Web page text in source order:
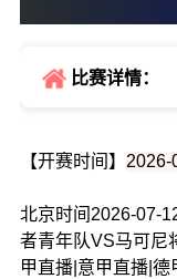
比赛详情：
【开赛时间】 2026-
北京时间2026-07-
者青年队VS马可尼
甲直播|意甲直播|